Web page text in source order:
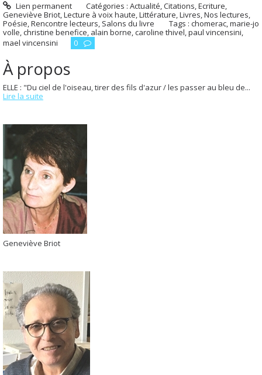
Lien permanent Catégories :Actualité,Citations,Ecriture,
Geneviève Briot,Lecture à voix haute,Littérature,Livres,Nos lectures,
Poésie,Rencontre lecteurs, Salons du livre Tags : chomerac,marie-jo
volle,christine benefice, alain borne,caroline thivel,paul vincensini,
mael vincensini
0
À propos
ELLE : "Du ciel de l'oiseau, tirer des fils d'azur / les passer au bleu de...
Lire la suite
Geneviève Briot